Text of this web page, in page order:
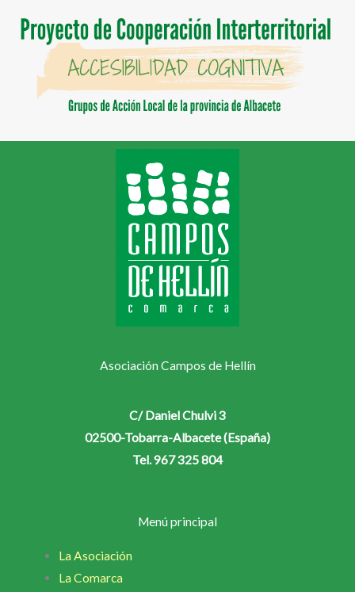
Asociación Campos de Hellín
C/ Daniel Chulvi 3
02500-Tobarra-Albacete (España)
Tel. 967 325 804
Menú principal
La Asociación
La Comarca